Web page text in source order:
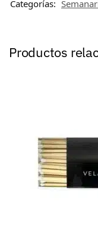
Categorías:
Productos